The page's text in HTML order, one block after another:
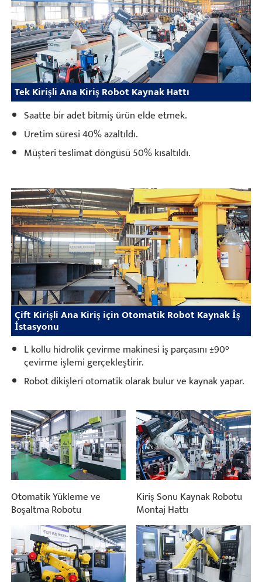
Tek Kirişli Ana Kiriş Robot Kaynak Hattı
Saatte bir adet bitmiş ürün elde etmek.
Üretim süresi 40% azaltıldı.
Müşteri teslimat döngüsü 50% kısaltıldı.
Çift Kirişli Ana Kiriş için Otomatik Robot Kaynak İş
İstasyonu
L kollu hidrolik çevirme makinesi iş parçasını ±90°
çevirme işlemi gerçekleştirir.
Robot dikişleri otomatik olarak bulur ve kaynak yapar.
Otomatik Yükleme ve
Boşaltma Robotu
Kiriş Sonu Kaynak Robotu
Montaj Hattı